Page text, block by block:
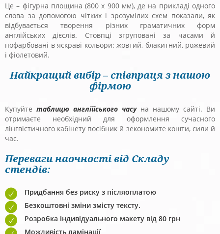
Це – фігурна площина (800 х 900 мм), де на прикладі одного
слова за допомогою чітких і зрозумілих схем показали, як
відбувається творення різних граматичних форм
англійських дієслів. Стовпці згруповані за часами й
пофарбовані в яскраві кольори: жовтий, блакитний, рожевий
і фіолетовий.
Найкращий вибір – співпраця з нашою
фірмою
Купуйте таблицю англійського часуна нашому сайті. Ви
отримаєте необхідний для оформлення сучасного
лінгвістичного кабінету посібник й зекономите кошти, сили й
час.
Переваги наочності від Складу
стендів:
Придбання без риску з післяоплатою
Безкоштовні зміни змісту тексту.
Розробка індивідуального макету від 80 грн
Можливість ламінації